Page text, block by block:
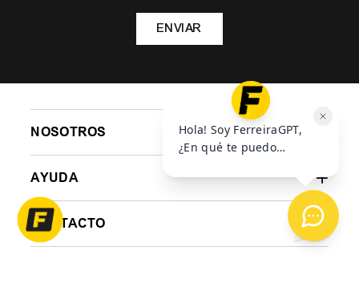
ENVIAR
NOSOTROS
AYUDA
CONTACTO